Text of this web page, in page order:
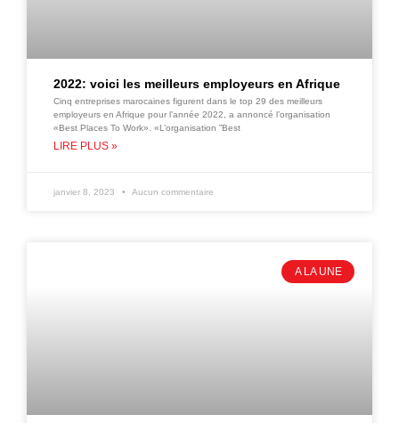
2022: voici les meilleurs employeurs en Afrique
Cinq entreprises marocaines figurent dans le top 29 des meilleurs
employeurs en Afrique pour l’année 2022, a annoncé l’organisation
«Best Places To Work». «L’organisation ”Best
LIRE PLUS »
janvier 8, 2023 Aucun commentaire
A LA UNE